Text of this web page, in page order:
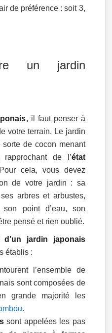
de préférence : soit 3,
un jardin
, il faut penser à
votre terrain. Le jardin
de cocon menant
de l’état
cela, vous devez
de votre jardin : sa
arbres et arbustes,
point d’eau, son
pensé et rien oublié.
d’un jardin japonais
établis :
l’ensemble de
sont composées de
grande majorité les
.
sont appelées les pas